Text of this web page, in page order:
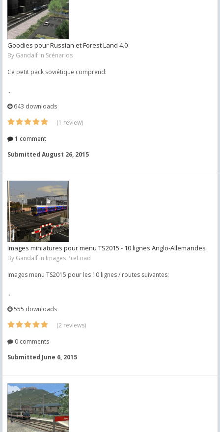
Goodies pour Russian et Forest Land 4.0
By Gandalf in Scénarios
Ce petit pack soviétique comprend:
...
643 downloads
(1 review)
1 comment
Submitted August 26, 2015
Images miniatures pour menu TS2015 - 10 lignes Anglo-Allemandes
By Gandalf in Images PreLoad
Images menu TS2015 pour les 10 lignes / routes suivantes:
...
555 downloads
(2 reviews)
0 comments
Submitted June 6, 2015